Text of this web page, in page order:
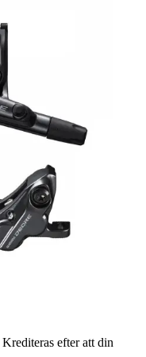
Krediteras efter att din